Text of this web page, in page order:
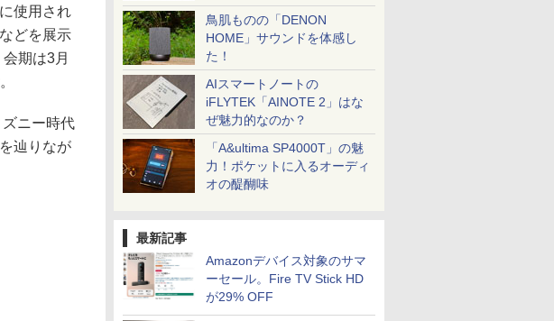
鳥肌ものの「DENON
HOME」サウンドを体感し
た！
AIスマートノートの
iFLYTEK「AINOTE 2」はな
ぜ魅力的なのか？
「A&ultima SP4000T」の魅
力！ポケットに入るオーディ
オの醍醐味
最新記事
Amazonデバイス対象のサマ
ーセール。Fire TV Stick HD
が29% OFF
使用され
どを展示
期は3月
ニー時代
辿りなが